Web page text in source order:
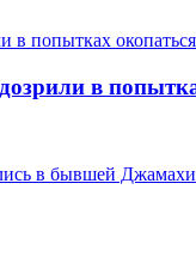
в
в бывшей